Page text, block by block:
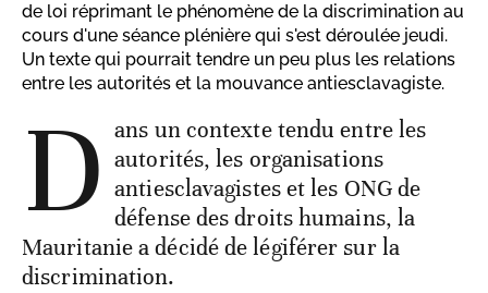
de loi réprimant le phénomène de la discrimination au
cours d'une séance plénière qui s'est déroulée jeudi.
Un texte qui pourrait tendre un peu plus les relations
entre les autorités et la mouvance antiesclavagiste.
D ans un contexte tendu entre les
autorités, les organisations
antiesclavagistes et les ONG de
défense des droits humains, la
Mauritanie a décidé de légiférer sur la
discrimination.